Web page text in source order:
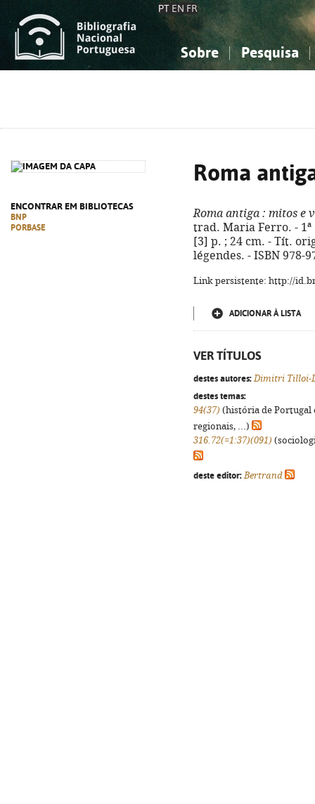
PT EN FR
Sobre Pesquisa
ENCONTRAR EM BIBLIOTECAS
BNP
PORBASE
Roma
Roma antiga : mitos e
trad. Maria Ferro. - 1ª
[3] p. ; 24 cm. - Tít.
légendes. - ISBN 978-
Link persistente: http://
ADICIONAR À LISTA
VER TÍTULOS
destes autores: Dimitri Tilloi-
destes temas:
94(37) (história de Portugal
regionais, ...)
316.72(=1:37)(091)
deste editor: Bertrand